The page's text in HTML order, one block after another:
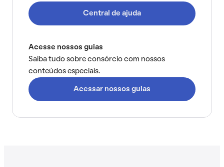
Central de ajuda
Acesse nossos guias
Saiba tudo sobre consórcio com nossos
conteúdos especiais.
Acessar nossos guias